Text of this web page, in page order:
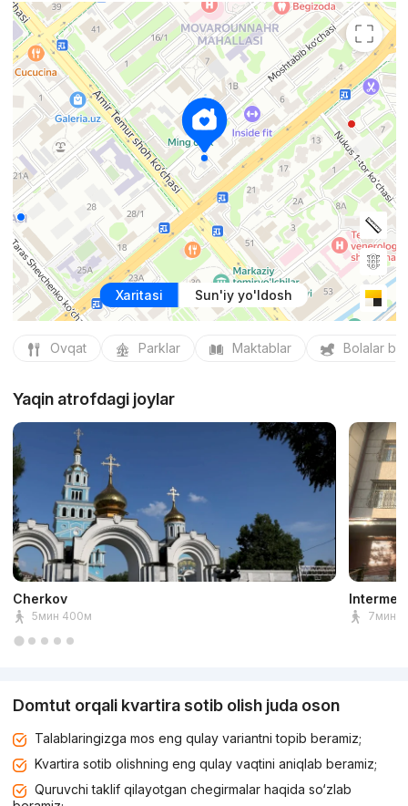
Xaritasi Sun'iy yo'ldosh
Ovqat Parklar Maktablar Bolalar
Yaqin atrofdagi joylar
Cherkov
5мин 400м 7мин
Domtut orqali kvartira sotib olish juda oson
Talablaringizga mos eng qulay variantni topib beramiz;
Kvartira sotib olishning eng qulay vaqtini aniqlab beramiz;
Quruvchi taklif qilayotgan chegirmalar haqida so‘zlab